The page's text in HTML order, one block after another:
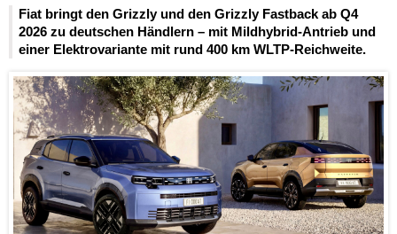
Fiat bringt den Grizzly und den Grizzly Fastback ab Q4
2026 zu deutschen Händlern – mit Mildhybrid-Antrieb und
einer Elektrovariante mit rund 400 km WLTP-Reichweite.